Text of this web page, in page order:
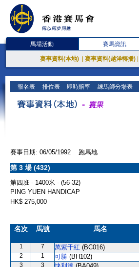
馬場活動 賽馬資訊
賽事資料(本地) 賽事資料(越洋轉播)
報名表 排位表 即時賠率 練馬師分場表
賽事日期: 06/05/1992 跑馬地
第 3 場 (432)
第四班 - 1400米 - (56-32)
PING YUEN HANDICAP
HK$ 275,000
名次 馬號 馬名
1 7 萬紫千紅 (BC016)
2
1 可勝 (BH102)
3
3